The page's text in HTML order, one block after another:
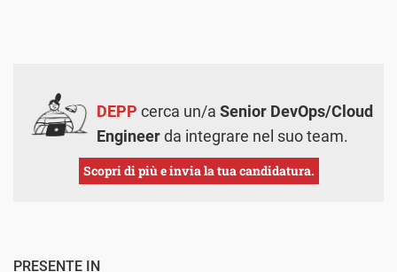
DEPP cerca un/a Senior DevOps/Cloud
Engineerda integrare nel suo team.
Scopri di più e invia la tua candidatura.
PRESENTE IN